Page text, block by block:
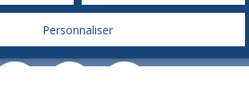
sociaux.
Personnaliser